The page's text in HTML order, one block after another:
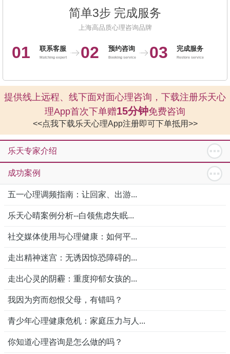
简单3步 完成服务
上海高品质心理咨询品牌
01 联系客服
Matching expert 02 预约咨询
Booking service 03 完成服务
Restore service
提供线上远程、线下面对面心理咨询，下载注册乐天心
理App首次下单赠15分钟免费咨询
<<点我下载乐天心理App注册即可下单抵用>>
乐天专家介绍
成功案例
五一心理调频指南：让回家、出游...
乐天心晴案例分析--白领焦虑失眠...
社交媒体使用与心理健康：如何平...
走出精神迷宫：无诱因惊恐障碍的...
走出心灵的阴霾：重度抑郁女孩的...
我因为穷而怨恨父母，有错吗？
青少年心理健康危机：家庭压力与人...
你知道心理咨询是怎么做的吗？